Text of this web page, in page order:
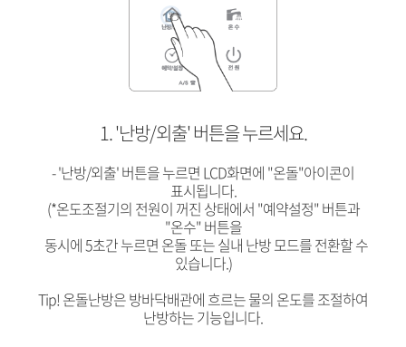
1. '난방/외출' 버튼을 누르세요.
- '난방/외출' 버튼을 누르면 LCD화면에 "온돌"아이콘이
표시됩니다.
(*온도조절기의 전원이 꺼진 상태에서 "예약설정" 버튼과
"온수" 버튼을
동시에 5초간 누르면 온돌 또는 실내 난방 모드를 전환할 수
있습니다.)
Tip! 온돌난방은 방바닥배관에 흐르는 물의 온도를 조절하여
난방하는 기능입니다.